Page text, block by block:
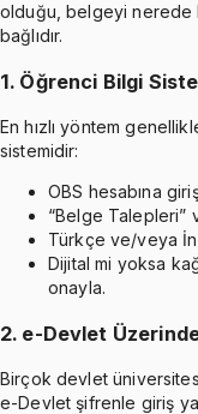
olduğu, belgeyi nerede
bağlıdır.
1. Öğrenci Bilgi
En hızlı yöntem
sistemidir:
OBS hesabına
“Belge Talepleri”
Türkçe ve/veya
Dijital mi yoksa
onayla.
2. e-Devlet
Birçok devlet
e-Devlet şifrenle giriş